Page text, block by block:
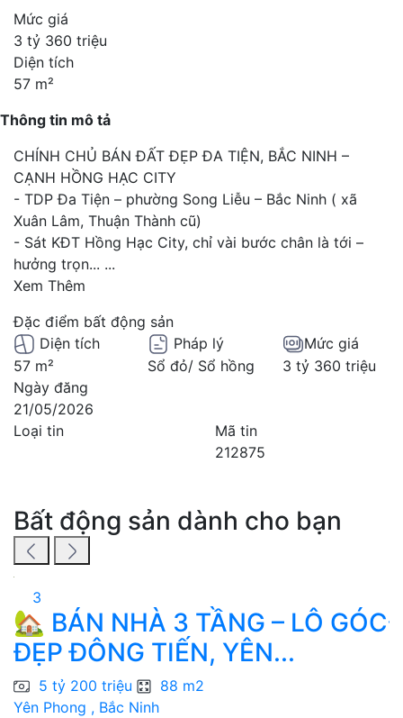
Mức giá
3 tỷ 360 triệu
Diện tích
57 m²
Thông tin mô tả
CHÍNH CHỦ BÁN ĐẤT ĐẸP ĐA TIỆN, BẮC NINH –
CẠNH HỒNG HẠC CITY
- TDP Đa Tiện – phường Song Liễu – Bắc Ninh ( xã
Xuân Lâm, Thuận Thành cũ)
- Sát KĐT Hồng Hạc City, chỉ vài bước chân là tới –
hưởng trọn... ...
Xem Thêm
Đặc điểm bất động sản
Diện tích
57 m²
Pháp lý
Sổ đỏ/ Sổ hồng
Mức giá
3 tỷ 360 triệu
Ngày đăng
21/05/2026
Loại tin
Mã tin
212875
Bất động sản dành cho bạn
3
🏡 BÁN NHÀ 3 TẦNG – LÔ GÓC
ĐẸP ĐÔNG TIẾN, YÊN...
5 tỷ 200 triệu
88 m2
Yên Phong , Bắc Ninh